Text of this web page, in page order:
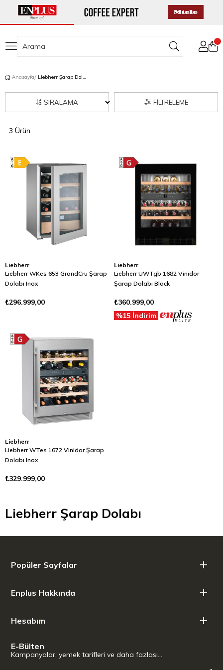
Anasayfa Liebherr Şarap Dolapları
FILTRELEME
SIRALAMA
3 Ürün
Liebherr
Liebherr WKes 653 GrandCru Şarap
Dolabı Inox
₺296.999,00
Liebherr
Liebherr UWTgb 1682 Vinidor
Şarap Dolabı Black
₺360.999,00
%15 İndirim
Liebherr
Liebherr WTes 1672 Vinidor Şarap
Dolabı Inox
₺329.999,00
Liebherr Şarap Dolabı
Popüler Sayfalar
Enplus Hakkında
Hesabım
E-Bülten
Kampanyalar, yemek tarifleri ve daha fazlası…